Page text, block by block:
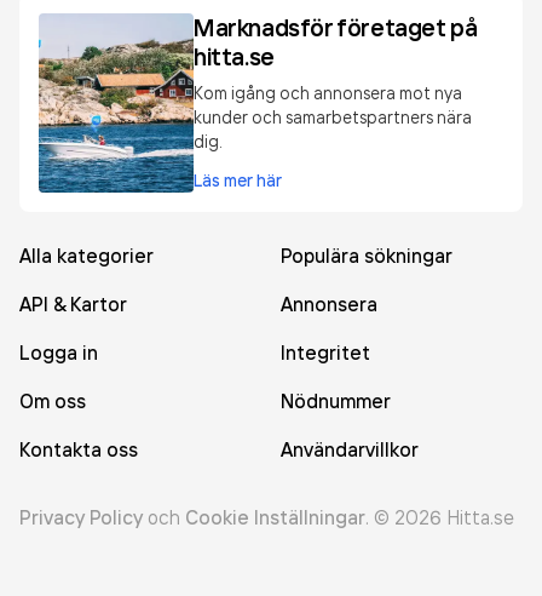
Marknadsför företaget på
hitta.se
Kom igång och annonsera mot nya
kunder och samarbetspartners nära
dig.
Läs mer här
Alla kategorier
Populära sökningar
API & Kartor
Annonsera
Logga in
Integritet
Om oss
Nödnummer
Kontakta oss
Användarvillkor
Privacy Policy och Cookie Inställningar. © 2026 Hitta.se